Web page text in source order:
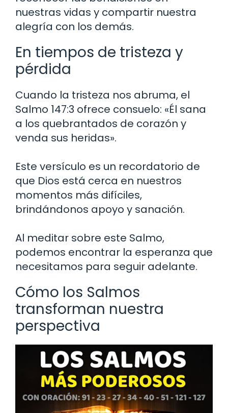
nuestras vidas y compartir nuestra
alegría con los demás.
En tiempos de tristeza y
pérdida
Cuando la tristeza nos abruma, el
Salmo 147:3 ofrece consuelo: «Él sana
a los quebrantados de corazón y
venda sus heridas».
Este versículo es un recordatorio de
que Dios está cerca en nuestros
momentos más difíciles,
brindándonos apoyo y sanación.
Al meditar sobre este Salmo,
podemos encontrar la esperanza que
necesitamos para seguir adelante.
Cómo los Salmos
transforman nuestra
perspectiva